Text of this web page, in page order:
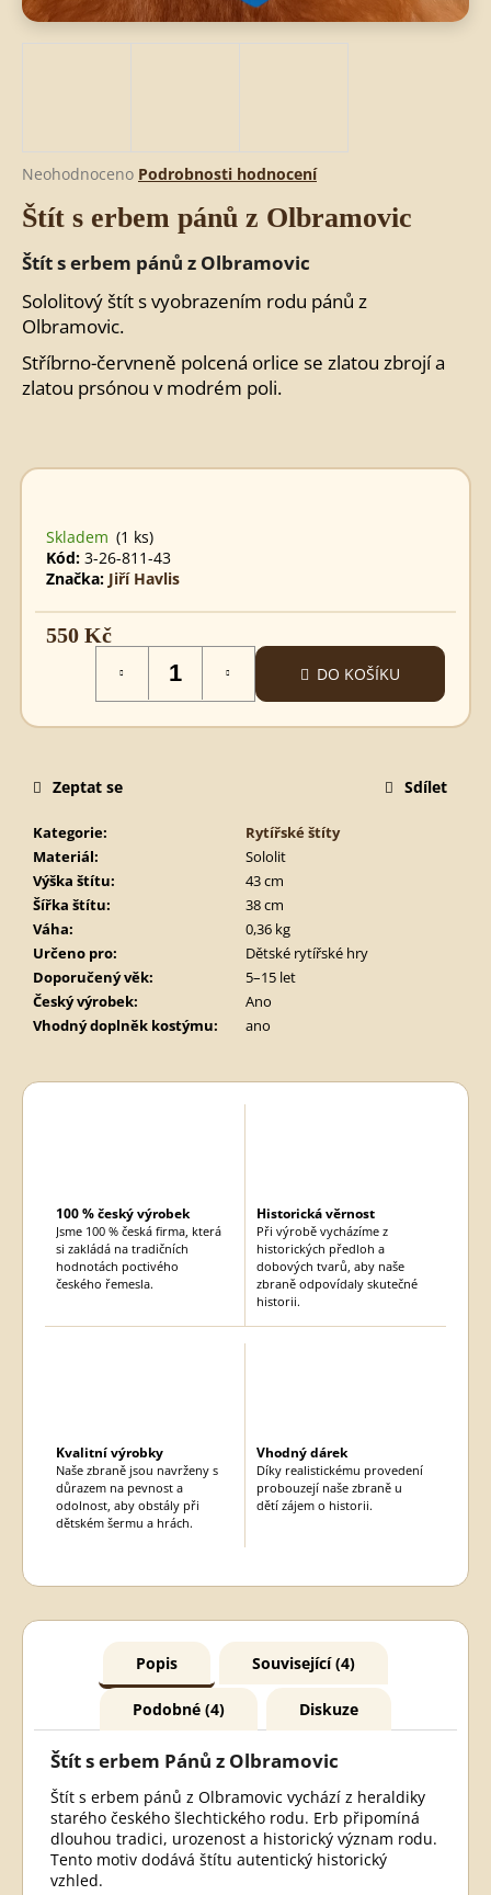
Průměrné
produktu
0,0
z
5
hvězdiček.
Neohodnoceno Podrobnosti hodnocení
Štít s erbem pánů z Olbramovic
Štít s erbem pánů z Olbramovic
Sololitový štít s vyobrazením rodu pánů z
Olbramovic.
Stříbrno-červneně polcená orlice se zlatou zbrojí a
zlatou prsónou v modrém poli.
Skladem (1 ks)
Kód: 3-26-811-43
Značka: Jiří Havlis
550 Kč
DO KOŠÍKU
Kategorie:
Rytířské štíty
Materiál:
Sololit
Výška štítu:
43 cm
Šířka štítu:
38 cm
Váha:
0,36 kg
Určeno pro:
Dětské rytířské hry
Doporučený věk:
5–15 let
Český výrobek:
Ano
Vhodný doplněk kostýmu: ano
Zeptat se Sdílet
100 % český výrobek
Jsme 100 % česká firma, která
si zakládá na tradičních
hodnotách poctivého
českého řemesla.
Historická věrnost
Při výrobě vycházíme z
historických předloh a
dobových tvarů, aby naše
zbraně odpovídaly skutečné
historii.
Kvalitní výrobky
Naše zbraně jsou navrženy s
důrazem na pevnost a
odolnost, aby obstály při
dětském šermu a hrách.
Vhodný dárek
Díky realistickému provedení
probouzejí naše zbraně u
dětí zájem o historii.
Popis Související (4)
Podobné (4) Diskuze
Štít s erbem Pánů z Olbramovic
Štít s erbem pánů z Olbramovic vychází z heraldiky
starého českého šlechtického rodu. Erb připomíná
dlouhou tradici, urozenost a historický význam rodu.
Tento motiv dodává štítu autentický historický
vzhled.
D
o
p
r
u
č
u
j
e
560